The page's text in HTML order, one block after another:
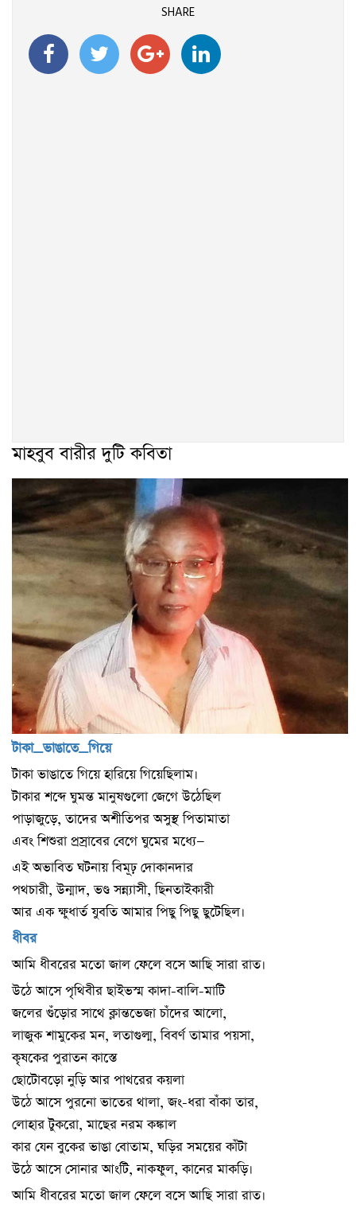
SHARE
মাহবুব বারীর দুটি কবিতা
টাকা_ভাঙাতে_গিয়ে
টাকা ভাঙাতে গিয়ে হারিয়ে গিয়েছিলাম।
টাকার শব্দে ঘুমন্ত মানুষগুলো জেগে উঠেছিল
পাড়াজুড়ে, তাদের অশীতিপর অসুস্থ পিতামাতা
এবং শিশুরা প্রস্রাবের বেগে ঘুমের মধ্যে—
এই অভাবিত ঘটনায় বিমূঢ় দোকানদার
পথচারী, উন্মাদ, ভণ্ড সন্ন্যাসী, ছিনতাইকারী
আর এক ক্ষুধার্ত যুবতি আমার পিছু পিছু ছুটেছিল।
ধীবর
আমি ধীবরের মতো জাল ফেলে বসে আছি সারা রাত।
উঠে আসে পৃথিবীর ছাইভস্ম কাদা-বালি-মাটি
জলের গুঁড়োর সাথে ক্লান্তভেজা চাঁদের আলো,
লাজুক শামুকের মন, লতাগুল্ম, বিবর্ণ তামার পয়সা,
কৃষকের পুরাতন কাস্তে
ছোটোবড়ো নুড়ি আর পাথরের কয়লা
উঠে আসে পুরনো ভাতের থালা, জং-ধরা বাঁকা তার,
লোহার টুকরো, মাছের নরম কঙ্কাল
কার যেন বুকের ভাঙা বোতাম, ঘড়ির সময়ের কাঁটা
উঠে আসে সোনার আংটি, নাকফুল, কানের মাকড়ি।
আমি ধীবরের মতো জাল ফেলে বসে আছি সারা রাত।